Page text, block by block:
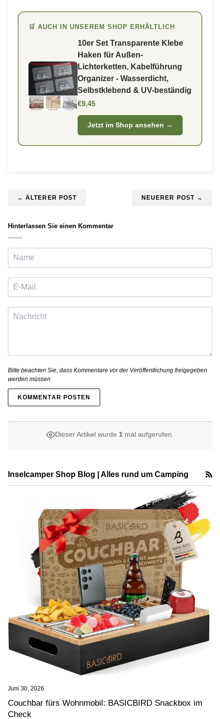
🛒 AUCH IN UNSEREM SHOP ERHÄLTLICH
10er Set Transparente Klebe
Haken für Außen-
Lichterketten, Kabelführung
Organizer - Wasserdicht,
Selbstklebend & UV-beständig
€9,45
Jetzt im Shop ansehen →
← ÄLTERER POST NEUERER POST →
Hinterlassen Sie einen Kommentar
Bitte beachten Sie, dass Kommentare vor der Veröffentlichung freigegeben
werden müssen
KOMMENTAR POSTEN
Dieser Artikel wurde 1 mal aufgerufen.
Inselcamper Shop Blog | Alles rund um Camping
Juni 30, 2026
Couchbar fürs Wohnmobil: BASICBIRD Snackbox im
Check